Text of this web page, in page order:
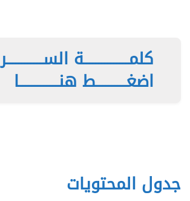
كلمـــــــــــــــة الســــــــــــر
اضغــــــــــط هنـــــــــــــا
جدول المحتويات